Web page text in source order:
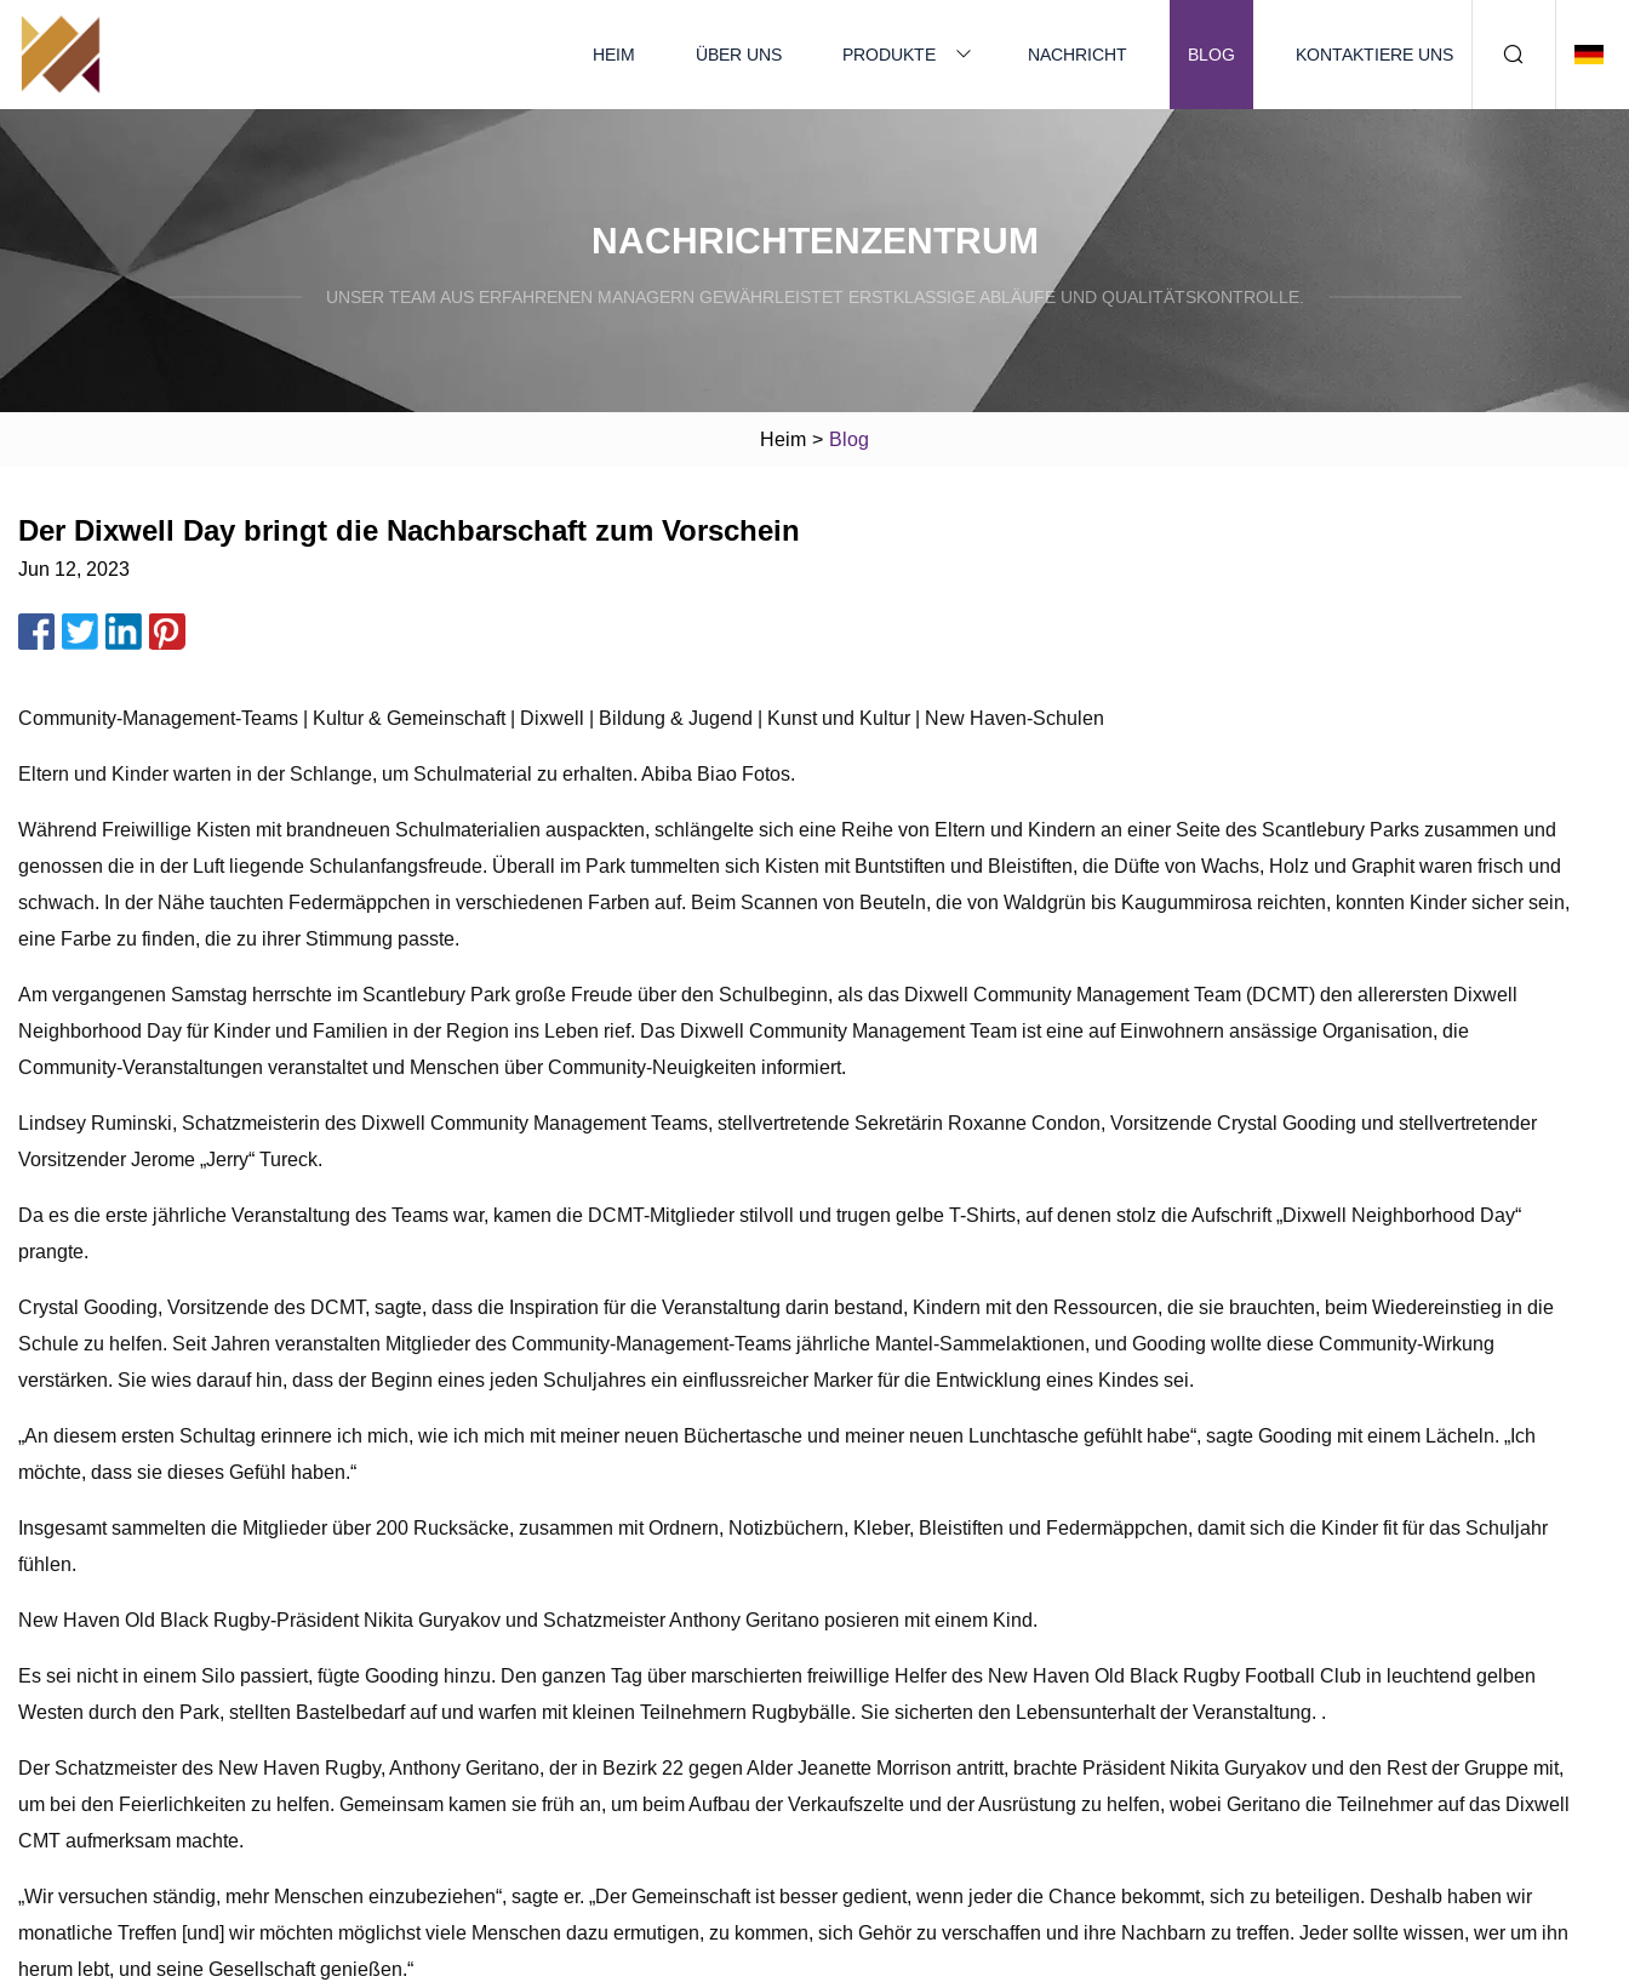
HEIM ÜBER UNS PRODUKTE NACHRICHT BLOG KONTAKTIERE UNS
NACHRICHTENZENTRUM
UNSER TEAM AUS ERFAHRENEN MANAGERN GEWÄHRLEISTET ERSTKLASSIGE ABLÄUFE UND QUALITÄTSKONTROLLE.
Heim > Blog
Der Dixwell Day bringt die Nachbarschaft zum Vorschein
Jun 12, 2023
Community-Management-Teams | Kultur & Gemeinschaft | Dixwell | Bildung & Jugend | Kunst und Kultur | New Haven-Schulen
Eltern und Kinder warten in der Schlange, um Schulmaterial zu erhalten. Abiba Biao Fotos.
Während Freiwillige Kisten mit brandneuen Schulmaterialien auspackten, schlängelte sich eine Reihe von Eltern und Kindern an einer Seite des Scantlebury Parks zusammen und
genossen die in der Luft liegende Schulanfangsfreude. Überall im Park tummelten sich Kisten mit Buntstiften und Bleistiften, die Düfte von Wachs, Holz und Graphit waren frisch und
schwach. In der Nähe tauchten Federmäppchen in verschiedenen Farben auf. Beim Scannen von Beuteln, die von Waldgrün bis Kaugummirosa reichten, konnten Kinder sicher sein,
eine Farbe zu finden, die zu ihrer Stimmung passte.
Am vergangenen Samstag herrschte im Scantlebury Park große Freude über den Schulbeginn, als das Dixwell Community Management Team (DCMT) den allerersten Dixwell
Neighborhood Day für Kinder und Familien in der Region ins Leben rief. Das Dixwell Community Management Team ist eine auf Einwohnern ansässige Organisation, die
Community-Veranstaltungen veranstaltet und Menschen über Community-Neuigkeiten informiert.
Lindsey Ruminski, Schatzmeisterin des Dixwell Community Management Teams, stellvertretende Sekretärin Roxanne Condon, Vorsitzende Crystal Gooding und stellvertretender
Vorsitzender Jerome „Jerry“ Tureck.
Da es die erste jährliche Veranstaltung des Teams war, kamen die DCMT-Mitglieder stilvoll und trugen gelbe T-Shirts, auf denen stolz die Aufschrift „Dixwell Neighborhood Day“
prangte.
Crystal Gooding, Vorsitzende des DCMT, sagte, dass die Inspiration für die Veranstaltung darin bestand, Kindern mit den Ressourcen, die sie brauchten, beim Wiedereinstieg in die
Schule zu helfen. Seit Jahren veranstalten Mitglieder des Community-Management-Teams jährliche Mantel-Sammelaktionen, und Gooding wollte diese Community-Wirkung
verstärken. Sie wies darauf hin, dass der Beginn eines jeden Schuljahres ein einflussreicher Marker für die Entwicklung eines Kindes sei.
„An diesem ersten Schultag erinnere ich mich, wie ich mich mit meiner neuen Büchertasche und meiner neuen Lunchtasche gefühlt habe“, sagte Gooding mit einem Lächeln. „Ich
möchte, dass sie dieses Gefühl haben.“
Insgesamt sammelten die Mitglieder über 200 Rucksäcke, zusammen mit Ordnern, Notizbüchern, Kleber, Bleistiften und Federmäppchen, damit sich die Kinder fit für das Schuljahr
fühlen.
New Haven Old Black Rugby-Präsident Nikita Guryakov und Schatzmeister Anthony Geritano posieren mit einem Kind.
Es sei nicht in einem Silo passiert, fügte Gooding hinzu. Den ganzen Tag über marschierten freiwillige Helfer des New Haven Old Black Rugby Football Club in leuchtend gelben
Westen durch den Park, stellten Bastelbedarf auf und warfen mit kleinen Teilnehmern Rugbybälle. Sie sicherten den Lebensunterhalt der Veranstaltung. .
Der Schatzmeister des New Haven Rugby, Anthony Geritano, der in Bezirk 22 gegen Alder Jeanette Morrison antritt, brachte Präsident Nikita Guryakov und den Rest der Gruppe mit,
um bei den Feierlichkeiten zu helfen. Gemeinsam kamen sie früh an, um beim Aufbau der Verkaufszelte und der Ausrüstung zu helfen, wobei Geritano die Teilnehmer auf das Dixwell
CMT aufmerksam machte.
„Wir versuchen ständig, mehr Menschen einzubeziehen“, sagte er. „Der Gemeinschaft ist besser gedient, wenn jeder die Chance bekommt, sich zu beteiligen. Deshalb haben wir
monatliche Treffen [und] wir möchten möglichst viele Menschen dazu ermutigen, zu kommen, sich Gehör zu verschaffen und ihre Nachbarn zu treffen. Jeder sollte wissen, wer um ihn
herum lebt, und seine Gesellschaft genießen.“